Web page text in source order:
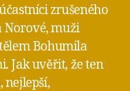
zrušeného
Norové, muži
Bohumila
Jak uvěřit, že ten
nejlepší,